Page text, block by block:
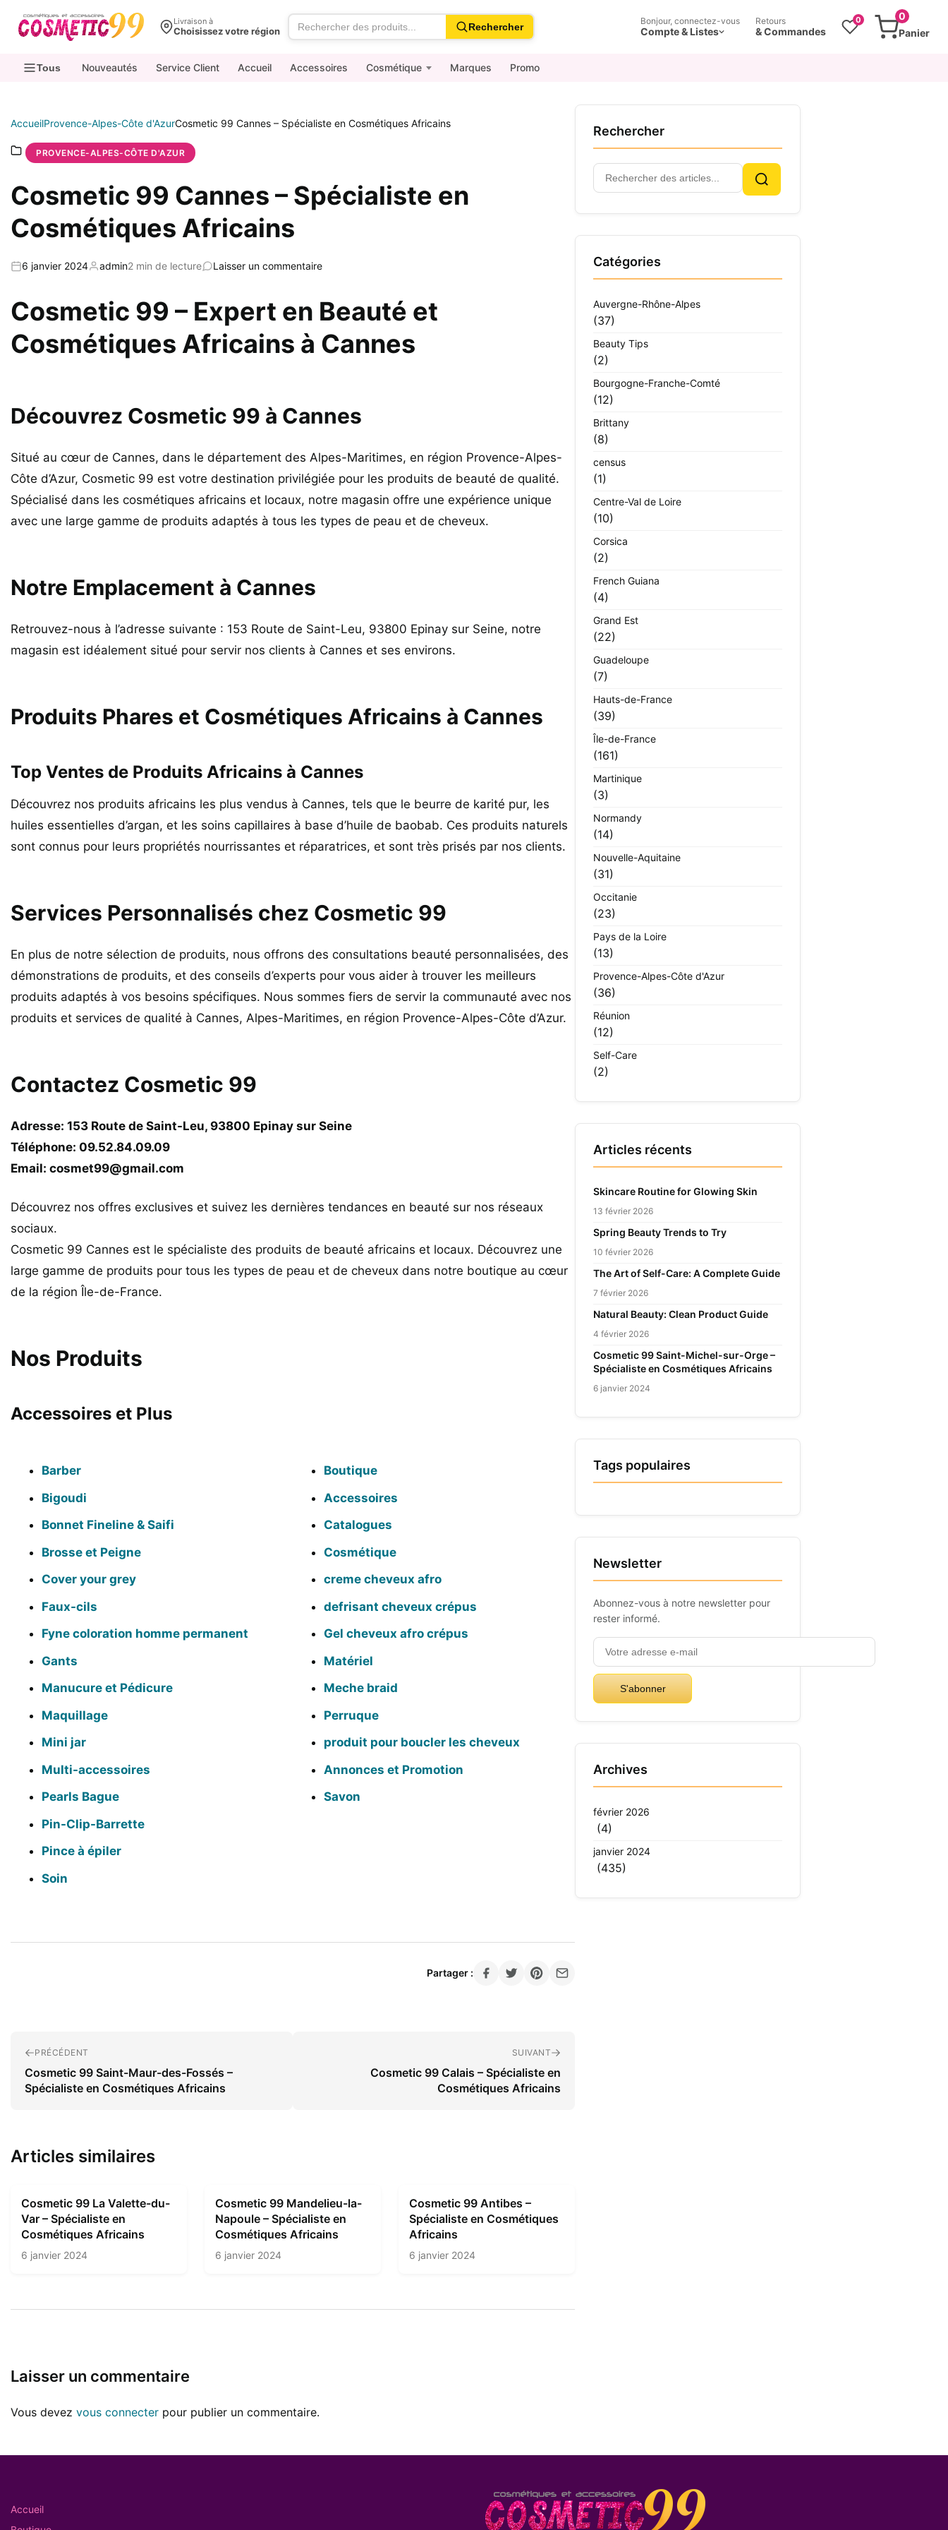
contenu
Livraison à
Choisissez votre région Rechercher
Bonjour, connectez-vous
Compte & Listes
Retours
& Commandes
0
0
Panier
Tous Nouveautés Service Client Accueil Accessoires Cosmétique Marques Promo
AccueilProvence-Alpes-Côte d'AzurCosmetic 99 Cannes – Spécialiste en Cosmétiques Africains
PROVENCE-ALPES-CÔTE D'AZUR
Cosmetic 99 Cannes – Spécialiste en
Cosmétiques Africains
6 janvier 2024 admin2 min de lecture Laisser un commentaire
Cosmetic 99 – Expert en Beauté et
Cosmétiques Africains à Cannes
Découvrez Cosmetic 99 à Cannes
Situé au cœur de Cannes, dans le département des Alpes-Maritimes, en région Provence-Alpes-
Côte d’Azur, Cosmetic 99 est votre destination privilégiée pour les produits de beauté de qualité.
Spécialisé dans les cosmétiques africains et locaux, notre magasin offre une expérience unique
avec une large gamme de produits adaptés à tous les types de peau et de cheveux.
Notre Emplacement à Cannes
Retrouvez-nous à l’adresse suivante : 153 Route de Saint-Leu, 93800 Epinay sur Seine, notre
magasin est idéalement situé pour servir nos clients à Cannes et ses environs.
Produits Phares et Cosmétiques Africains à Cannes
Top Ventes de Produits Africains à Cannes
Découvrez nos produits africains les plus vendus à Cannes, tels que le beurre de karité pur, les
huiles essentielles d’argan, et les soins capillaires à base d’huile de baobab. Ces produits naturels
sont connus pour leurs propriétés nourrissantes et réparatrices, et sont très prisés par nos clients.
Services Personnalisés chez Cosmetic 99
En plus de notre sélection de produits, nous offrons des consultations beauté personnalisées, des
démonstrations de produits, et des conseils d’experts pour vous aider à trouver les meilleurs
produits adaptés à vos besoins spécifiques. Nous sommes fiers de servir la communauté avec nos
produits et services de qualité à Cannes, Alpes-Maritimes, en région Provence-Alpes-Côte d’Azur.
Contactez Cosmetic 99
Adresse: 153 Route de Saint-Leu, 93800 Epinay sur Seine
Téléphone: 09.52.84.09.09
Email: cosmet99@gmail.com
Découvrez nos offres exclusives et suivez les dernières tendances en beauté sur nos réseaux
sociaux.
Cosmetic 99 Cannes est le spécialiste des produits de beauté africains et locaux. Découvrez une
large gamme de produits pour tous les types de peau et de cheveux dans notre boutique au cœur
de la région Île-de-France.
Nos Produits
Accessoires et Plus
Barber
Bigoudi
Bonnet Fineline & Saifi
Brosse et Peigne
Cover your grey
Faux-cils
Fyne coloration homme permanent
Gants
Manucure et Pédicure
Maquillage
Mini jar
Multi-accessoires
Pearls Bague
Pin-Clip-Barrette
Pince à épiler
Soin
Boutique
Accessoires
Catalogues
Cosmétique
creme cheveux afro
defrisant cheveux crépus
Gel cheveux afro crépus
Matériel
Meche braid
Perruque
produit pour boucler les cheveux
Annonces et Promotion
Savon
Partager :
PRÉCÉDENT
Cosmetic 99 Saint-Maur-des-Fossés –
Spécialiste en Cosmétiques Africains
SUIVANT
Cosmetic 99 Calais – Spécialiste en
Cosmétiques Africains
Articles similaires
Cosmetic 99 La Valette-du-
Var – Spécialiste en
Cosmétiques Africains
6 janvier 2024
Cosmetic 99 Mandelieu-la-
Napoule – Spécialiste en
Cosmétiques Africains
6 janvier 2024
Cosmetic 99 Antibes –
Spécialiste en Cosmétiques
Africains
6 janvier 2024
Laisser un commentaire
Vous devez vous connecter pour publier un commentaire.
Rechercher
Rechercher
:
Rechercher
Catégories
Auvergne-Rhône-Alpes
(37)
Beauty Tips
(2)
Bourgogne-Franche-Comté
(12)
Brittany
(8)
census
(1)
Centre-Val de Loire
(10)
Corsica
(2)
French Guiana
(4)
Grand Est
(22)
Guadeloupe
(7)
Hauts-de-France
(39)
Île-de-France
(161)
Martinique
(3)
Normandy
(14)
Nouvelle-Aquitaine
(31)
Occitanie
(23)
Pays de la Loire
(13)
Provence-Alpes-Côte d'Azur
(36)
Réunion
(12)
Self-Care
(2)
Articles récents
Skincare Routine for Glowing Skin
13 février 2026
Spring Beauty Trends to Try
10 février 2026
The Art of Self-Care: A Complete Guide
7 février 2026
Natural Beauty: Clean Product Guide
4 février 2026
Cosmetic 99 Saint-Michel-sur-Orge –
Spécialiste en Cosmétiques Africains
6 janvier 2024
Tags populaires
Newsletter
Abonnez-vous à notre newsletter pour
rester informé.
S'abonner
Archives
février 2026
(4)
janvier 2024
(435)
Accueil